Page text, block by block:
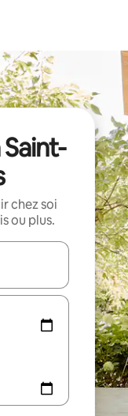
chez soi
ou plus.
les en utilisant les